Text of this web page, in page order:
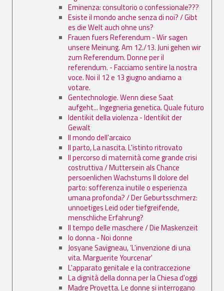
Eminenza: consultorio o confessionale???
Esiste il mondo anche senza di noi? / Gibt
es die Welt auch ohne uns?
Frauen fuers Referendum - Wir sagen
unsere Meinung. Am 12./13. Juni gehen wir
zum Referendum. Donne per il
referendum. - Facciamo sentire la nostra
voce. Noi il 12 e 13 giugno andiamo a
votare.
Gentechnologie. Wenn diese Saat
aufgeht... Ingegneria genetica. Quale futuro
Identikit della violenza - Identikit der
Gewalt
Il mondo dell'arcaico
Il parto, La nascita. L'istinto ritrovato
Il percorso di maternità come grande crisi
costruttiva / Muttersein als Chance
persoenlichen Wachstums Il dolore del
parto: sofferenza inutile o esperienza
umana profonda? / Der Geburtsschmerz:
unnoetiges Leid oder tiefgreifende,
menschliche Erfahrung?
Il tempo delle maschere / Die Maskenzeit
Io donna - Noi donne
Josyane Savigneau, ’L'invenzione di una
vita. Marguerite Yourcenar'
L'apparato genitale e la contraccezione
La dignità della donna per la Chiesa d'oggi
Madre Provetta. Le donne si interrogano